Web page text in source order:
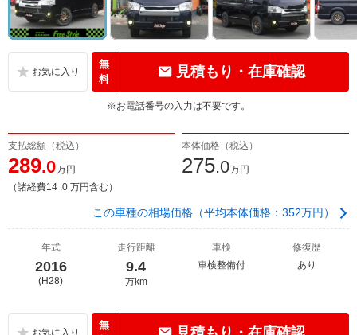
無
料
見積もり・在庫確認
※お電話番号の入力は不要です。
支払総額（税込）
289.0万円
（諸経費14 .0 万円含む）
本体価格（税込）
275.0万円
この車種の相場価格（平均本体価格：352万円）
年式
2016
(H28)
走行距離
9.4
万km
車検
車検整備付
修復歴
あり
無